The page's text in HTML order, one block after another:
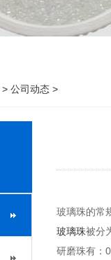
> 公司动态 >
玻璃珠的常
玻璃珠被分
研磨珠有：